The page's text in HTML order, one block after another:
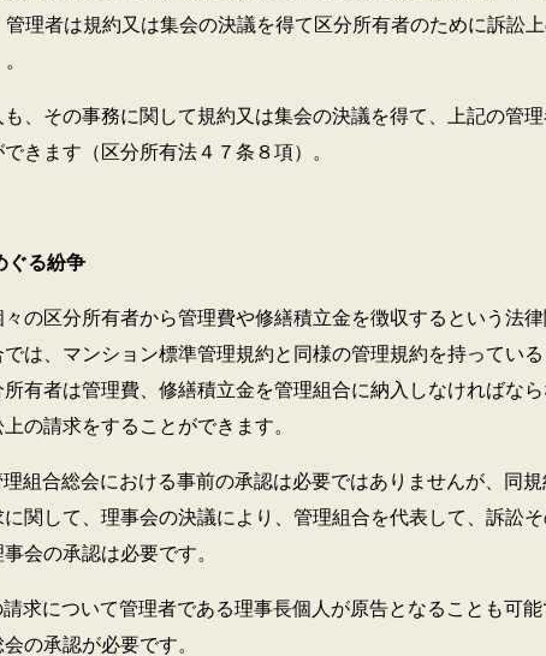
管理者は規約又は集会の決議を得て区分所有者のために訴訟
、その事務に関して規約又は集会の決議を得て、上記の管
きます（区分所有法４７条８項）。
ぐる紛争
の区分所有者から管理費や修繕積立金を徴収するという法
では、マンション標準管理規約と同様の管理規約を持ってい
所有者は管理費、修繕積立金を管理組合に納入しなければな
の請求をすることができます。
組合総会における事前の承認は必要ではありませんが、同
関して、理事会の決議により、管理組合を代表して、訴訟
会の承認は必要です。
請求について管理者である理事長個人が原告となることも可
の承認が必要です。